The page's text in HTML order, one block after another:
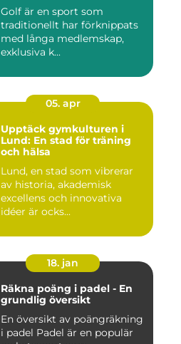
Golf är en sport som
traditionellt har förknippats
med långa medlemskap,
exklusiva k...
05. apr
Upptäck gymkulturen i
Lund: En stad för träning
och hälsa
Lund, en stad som vibrerar
av historia, akademisk
excellens och innovativa
idéer är ocks...
18. jan
Räkna poäng i padel - En
grundlig översikt
En översikt av poängräkning
i padel Padel är en populär